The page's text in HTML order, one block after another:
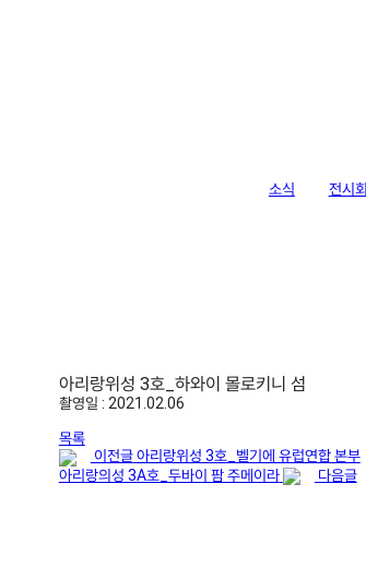
소식 전시회
아리랑위성 3호_하와이 몰로키니 섬
촬영일 : 2021.02.06
목록
이전글 아리랑위성 3호_벨기에 유럽연합 본부
아리랑의성 3A호_두바이 팜 주메이라
다음글